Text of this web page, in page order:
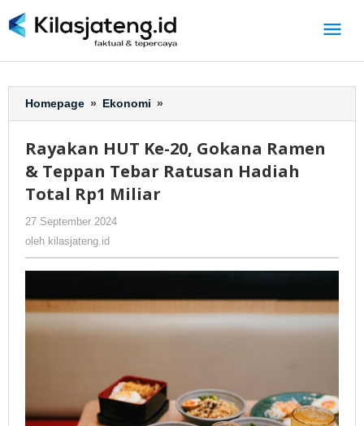
ke
Homepage » Ekonomi »
HUT
20,
Gokana
Ratusan
Hadiah
Miliar
Rayakan HUT Ke-20, Gokana Ramen
& Teppan Tebar Ratusan Hadiah
Total Rp1 Miliar
27 September 2024
oleh kilasjateng.id